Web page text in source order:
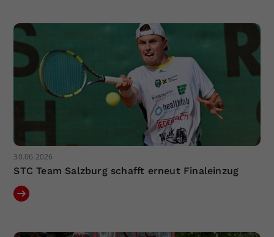
30.06.2026
STC Team Salzburg schafft erneut Finaleinzug
Zweck
Einstellungen. Unter anderem eine
zufällig generierte ID, für die
historische Speicherung Ihrer
vorgenommen Einstellungen, falls der
Webseiten-Betreiber dies eingestellt